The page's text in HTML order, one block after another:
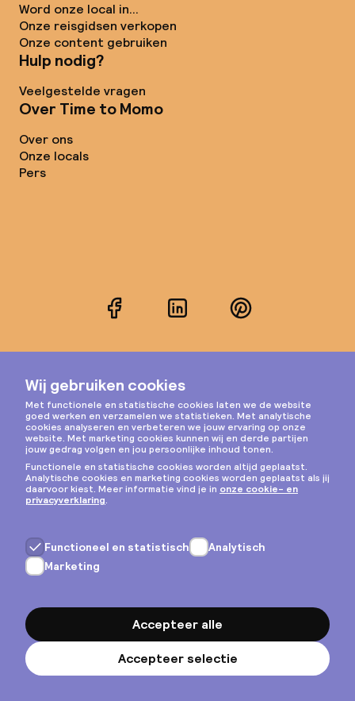
Word onze local in...
Onze reisgidsen verkopen
Onze content gebruiken
Hulp nodig?
Veelgestelde vragen
Over Time to Momo
Over ons
Onze locals
Pers
FacebookLinkedInPinterest
Instagram
Privacy & cookies
Algemene voorwaarden